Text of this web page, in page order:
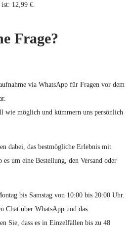
12,99 €.
Frage?
via WhatsApp für Fragen vor dem
wie möglich und kümmern uns persönlich
dabei, das bestmögliche Erlebnis mit
um eine Bestellung, den Versand oder
bis Samstag von 10:00 bis 20:00 Uhr.
Chat über WhatsApp und das
Sie, dass es in Einzelfällen bis zu 48